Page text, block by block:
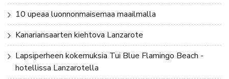
10 upeaa luonnonmaisemaa maailmalla
Kanariansaarten kiehtova Lanzarote
Lapsiperheen kokemuksia Tui Blue Flamingo Beach -
hotellissa Lanzarotella